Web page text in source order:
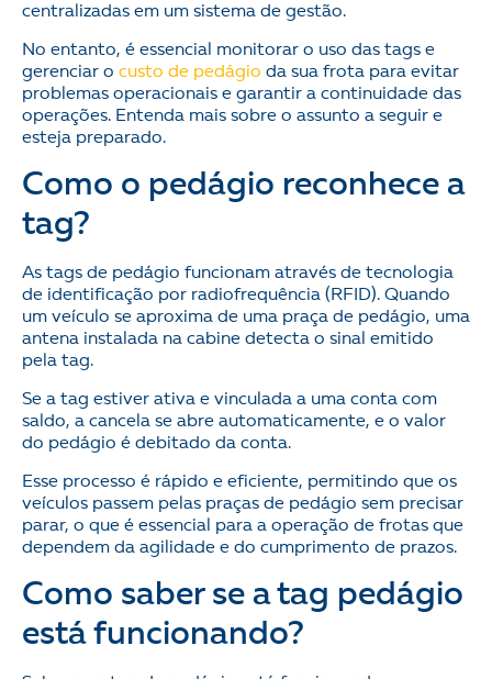
centralizadas em um sistema de gestão.
No entanto, é essencial monitorar o uso das tags e
gerenciar o custo de pedágio da sua frota para evitar
problemas operacionais e garantir a continuidade das
operações. Entenda mais sobre o assunto a seguir e
esteja preparado.
Como o pedágio reconhece a
tag?
As tags de pedágio funcionam através de tecnologia
de identificação por radiofrequência (RFID). Quando
um veículo se aproxima de uma praça de pedágio, uma
antena instalada na cabine detecta o sinal emitido
pela tag.
Se a tag estiver ativa e vinculada a uma conta com
saldo, a cancela se abre automaticamente, e o valor
do pedágio é debitado da conta.
Esse processo é rápido e eficiente, permitindo que os
veículos passem pelas praças de pedágio sem precisar
parar, o que é essencial para a operação de frotas que
dependem da agilidade e do cumprimento de prazos.
Como saber se a tag pedágio
está funcionando?